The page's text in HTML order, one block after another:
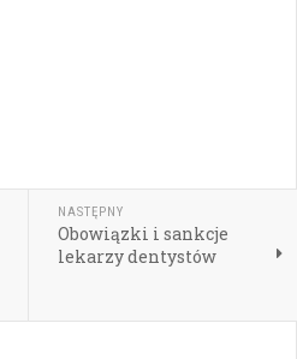
NASTĘPNY
Obowiązki i sankcje
lekarzy dentystów